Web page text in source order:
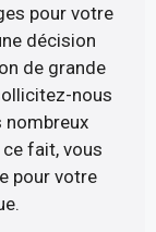
pour votre
décision
de grande
nous
nombreux
ce fait, vous
pour votre